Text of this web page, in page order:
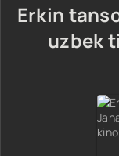
Erkin
uzbek